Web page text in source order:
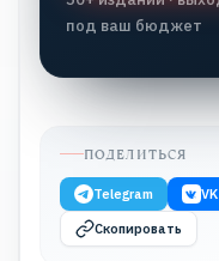
под ваш бюджет
ПОДЕЛИТЬСЯ
Telegram VK
Скопировать